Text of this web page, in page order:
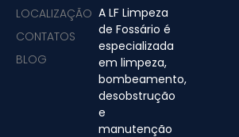
A LF Limpeza
de Fossário é
especializada
em limpeza,
bombeamento,
desobstrução
e
manutenção
LOCALIZAÇÃO
CONTATOS
BLOG